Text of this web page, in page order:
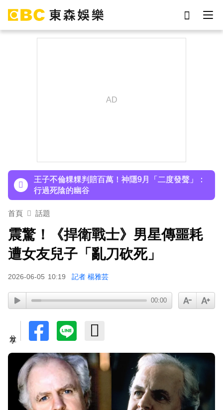
三傳聞」：你在講三小？
王子不倫粿粿判賠百萬！神隱9月「二度發聲」：
行過死陰的幽谷
下載東森App，隨時掌握天下大小事！
小24歲女友背景遭起底！姜厚任12點聲明「駁小
三傳聞」：你在講三小？
首頁 話題
震驚！《捍衛戰士》男星傳噩耗
遭女友兒子「亂刀砍死」
2026-06-05 10:19 記者 楊雅芸
00:00